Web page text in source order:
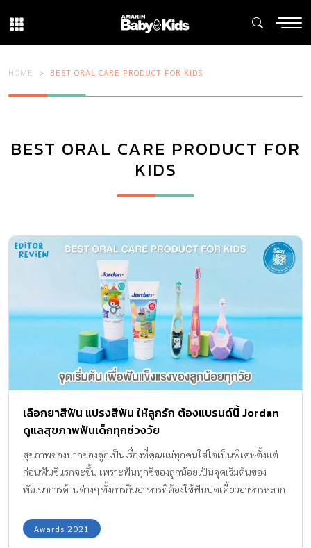
HOME BEST ORAL CARE PRODUCT FOR KIDS
BEST ORAL CARE PRODUCT FOR
KIDS
เลือกยาสีฟัน แปรงสีฟัน ให้ลูกรัก ต้องแบรนด์นี้ Jordan
ดูแลสุขภาพฟันเด็กทุกช่วงวัย
สุขภาพช่องปากของลูกเป็นเรื่องที่คุณแม่ทุกคนใส่ใจเป็นพิเศษตั้งแต่
ก่อนฟันซี่แรกจะขึ้น เพราะฟันทุกซี่ของลูกน้อยเป็นจุดเริ่มต้นของ
พัฒนาการด้านต่างๆ ทั้งการกินอาหารที่ต้องใช้ฟันบดเคี้ยวอาหารหลาก
การพูดเพื่อให้ลูกมีพัฒนาการสมวัย การแปรงฟัน และการดูแลฟันของ
เด็กในแต่ละวัยแตกต่างกัน อย่างลูกในช่วงอายุ 0-6 เดือนซึ่งทานนม
Awards 2021